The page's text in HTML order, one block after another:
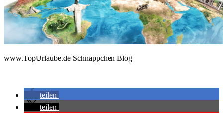
www.TopUrlaube.de Schnäppchen Blog
teilen
teilen